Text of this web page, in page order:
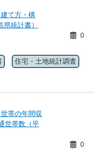
て方・構
統計書）
0
住宅・土地統計調査
帯の年間収
世帯数（平
0